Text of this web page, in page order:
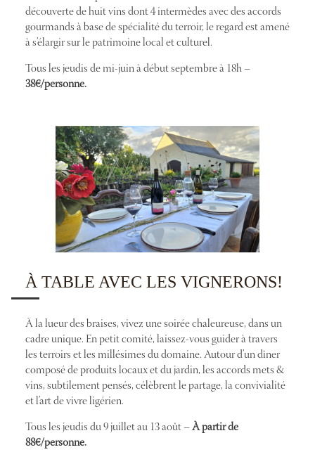
découverte de huit vins dont 4 intermèdes avec des accords
gourmands à base de spécialité du terroir, le regard est amené
à s’élargir sur le patrimoine local et culturel.
Tous les jeudis de mi-juin à début septembre à 18h –
38€/personne.
À TABLE AVEC LES VIGNERONS!
À la lueur des braises, vivez une soirée chaleureuse, dans un
cadre unique. En petit comité, laissez-vous guider à travers
les terroirs et les millésimes du domaine. Autour d’un dîner
composé de produits locaux et du jardin, les accords mets &
vins, subtilement pensés, célèbrent le partage, la convivialité
et l’art de vivre ligérien.
Tous les jeudis du 9 juillet au 13 août –À partir de
88€/personne.